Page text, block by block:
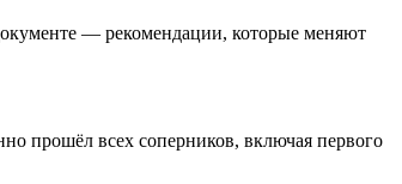
— рекомендации, которые меняют
прошёл всех соперников, включая первого